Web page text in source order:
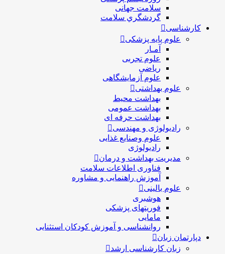
سلامت جهانی
گردشگري سلامت
کارشناسی
علوم پایه پزشکی
آمـار
علوم تجربی
ریاضی
علوم آزمایشگاهی
علوم بهداشتی
بهداشت محیط
بهداشت عمومی
بهداشت حرفه ای
رادیولوژی و مهندسی
علوم وصنایع غذایی
رادیولوژی
مدیریت بهداشت و درمان
فناوری اطلاعات سلامت
آموزش راهنمایی و مشاوره
علوم بالینی
هوشبری
فوریتهای پزشکی
مامایی
روانشناسی و آموزش کودکان استثنایی
دپارتمان زبان
زبان کارشناسی ارشد